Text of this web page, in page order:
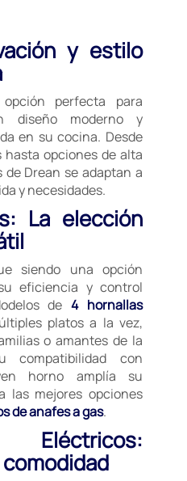
y estilo
perfecta para
diseño moderno y
en su cocina. Desde
opciones de alta
Drean se adaptan a
y necesidades.
La elección
siendo una opción
eficiencia y control
de 4 hornallas
platos a la vez,
o amantes de la
compatibilidad con
horno amplía su
las mejores opciones
de anafes a gas.